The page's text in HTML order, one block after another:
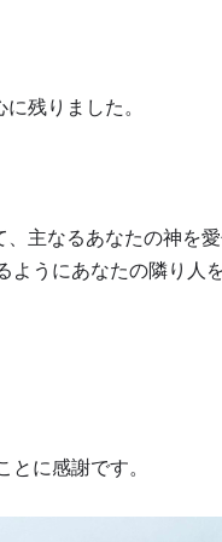
残りました。
主なるあなたの神を
ようにあなたの隣り人
に感謝です。